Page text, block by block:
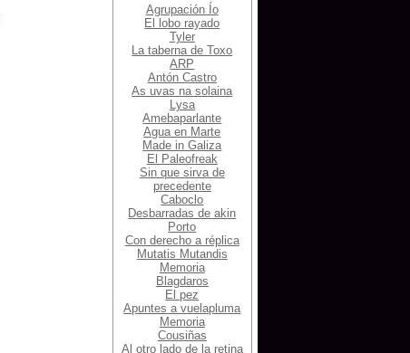
Agrupación Ío
El lobo rayado
Tyler
La taberna de Toxo
ARP
Antón Castro
As uvas na solaina
Lysa
Amebaparlante
Agua en Marte
Made in Galiza
El Paleofreak
Sin que sirva de
precedente
Caboclo
Desbarradas de akin
Porto
Con derecho a réplica
Mutatis Mutandis
Memoria
Blagdaros
El pez
Apuntes a vuelapluma
Memoria
Cousiñas
Al otro lado de la retina